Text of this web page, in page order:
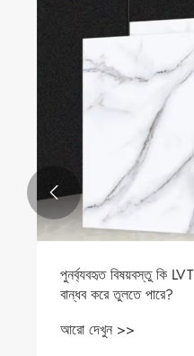
আন্তর্জাতিক ক্লায়েন্ট
নতুন সুযোগ অন্বেষণ
আরো দেখুন >>
